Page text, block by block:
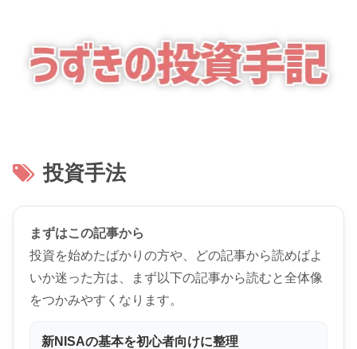
投資手法
まずはこの記事から
投資を始めたばかりの方や、どの記事から読めばよ
いか迷った方は、まず以下の記事から読むと全体像
をつかみやすくなります。
新NISAの基本を初心者向けに整理